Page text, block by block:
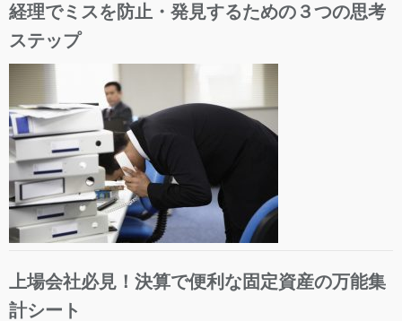
経理でミスを防止・発見するための３つの思考
ステップ
上場会社必見！決算で便利な固定資産の万能集
計シート